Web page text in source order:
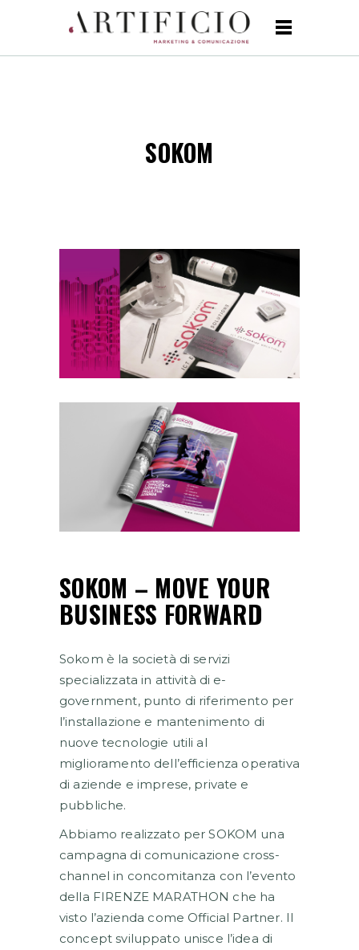
SOKOM
SOKOM – MOVE YOUR
BUSINESS FORWARD
Sokom è la società di servizi
specializzata in attività di e-
government, punto di riferimento per
l’installazione e mantenimento di
nuove tecnologie utili al
miglioramento dell’efficienza operativa
di aziende e imprese, private e
pubbliche.
Abbiamo realizzato per SOKOM una
campagna di comunicazione cross-
channel in concomitanza con l’evento
della FIRENZE MARATHON che ha
visto l’azienda come Official Partner. Il
concept sviluppato unisce l’idea di